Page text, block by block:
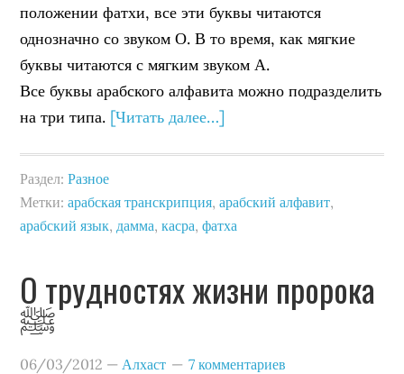
положении фатхи, все эти буквы читаются
однозначно со звуком О. В то время, как мягкие
буквы читаются с мягким звуком А.
Все буквы арабского алфавита можно подразделить
на три типа. [Читать далее…]
Раздел:Разное
Метки:арабская транскрипция,арабский алфавит,
арабский язык, дамма,касра,фатха
О трудностях жизни пророка
ﷺ
06/03/2012 — Алхаст 7 комментариев